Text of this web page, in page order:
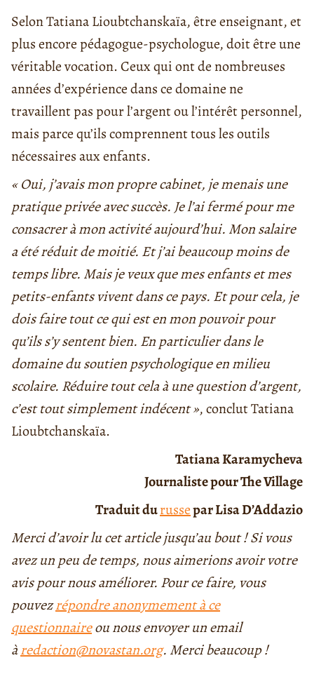
Selon Tatiana Lioubtchanskaïa, être enseignant, et
plus encore pédagogue-psychologue, doit être une
véritable vocation. Ceux qui ont de nombreuses
années d’expérience dans ce domaine ne
travaillent pas pour l’argent ou l’intérêt personnel,
mais parce qu’ils comprennent tous les outils
nécessaires aux enfants.
« Oui, j’avais mon propre cabinet, je menais une
pratique privée avec succès. Je l’ai fermé pour me
consacrer à mon activité aujourd’hui. Mon salaire
a été réduit de moitié. Et j’ai beaucoup moins de
temps libre. Mais je veux que mes enfants et mes
petits-enfants vivent dans ce pays. Et pour cela, je
dois faire tout ce qui est en mon pouvoir pour
qu’ils s’y sentent bien. En particulier dans le
domaine du soutien psychologique en milieu
scolaire. Réduire tout cela à une question d’argent,
c’est tout simplement indécent », conclut Tatiana
Lioubtchanskaïa.
Tatiana Karamycheva
Journaliste pour The Village
Traduit durussepar Lisa D’Addazio
Merci d’avoir lu cet article jusqu’au bout ! Si vous
avez un peu de temps, nous aimerions avoir votre
avis pour nous améliorer. Pour ce faire, vous
pouvezrépondre anonymement à ce
questionnaireou nous envoyer un email
àredaction@novastan.org. Merci beaucoup !